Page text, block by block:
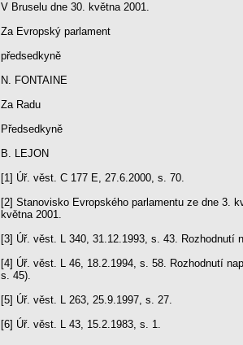
V Bruselu dne 30. května 2001.
Za Evropský parlament
předsedkyně
N. FONTAINE
Za Radu
Předsedkyně
B. LEJON
[1] Úř. věst. C 177 E, 27.6.2000, s. 70.
[2] Stanovisko Evropského parlamentu ze dne 3.
května 2001.
[3] Úř. věst. L 340, 31.12.1993, s. 43. Rozhodnutí
[4] Úř. věst. L 46, 18.2.1994, s. 58. Rozhodnutí
s. 45).
[5] Úř. věst. L 263, 25.9.1997, s. 27.
[6] Úř. věst. L 43, 15.2.1983, s. 1.